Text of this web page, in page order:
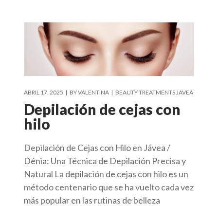
ABRIL 17, 2025 BYVALENTINA BEAUTY TREATMENTS JAVEA
Depilación de cejas con
hilo
Depilación de Cejas con Hilo en Jávea /
Dénia: Una Técnica de Depilación Precisa y
Natural La depilación de cejas con hilo es un
método centenario que se ha vuelto cada vez
más popular en las rutinas de belleza